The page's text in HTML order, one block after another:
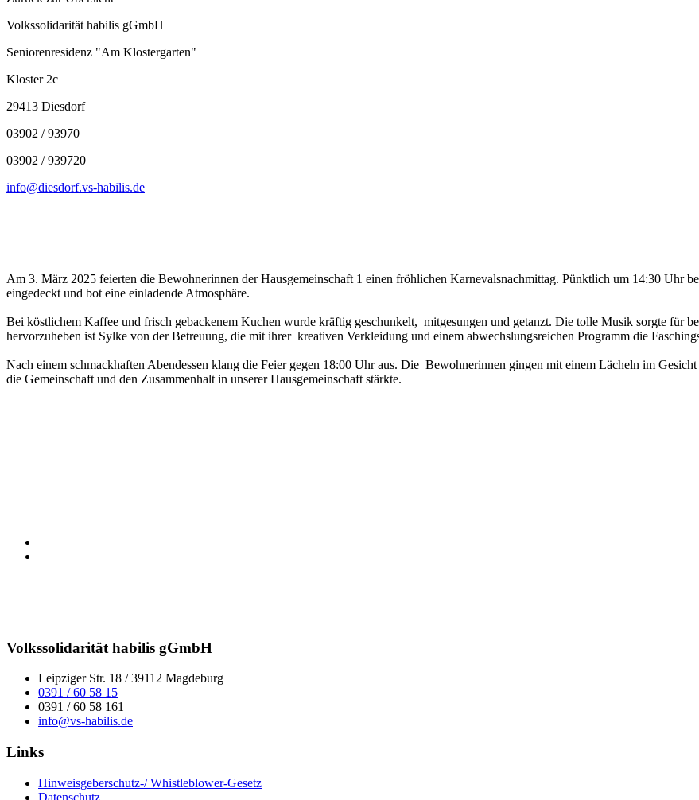
Volkssolidarität habilis gGmbH
Seniorenresidenz "Am Klostergarten"
Kloster 2c
29413 Diesdorf
03902 / 93970
03902 / 939720
info@diesdorf.vs-habilis.de
Am 3. März 2025 feierten die Bewohnerinnen der Hausgemeinschaft 1 einen fröhlichen Karnevalsnachmittag. Pünktlich um 14:30 Uhr
eingedeckt und bot eine einladende Atmosphäre.
Bei köstlichem Kaffee und frisch gebackenem Kuchen wurde kräftig geschunkelt, mitgesungen und getanzt. Die tolle Musik sorgte für
hervorzuheben ist Sylke von der Betreuung, die mit ihrer kreativen Verkleidung und einem abwechslungsreichen Programm die
Nach einem schmackhaften Abendessen klang die Feier gegen 18:00 Uhr aus. Die Bewohnerinnen gingen mit einem Lächeln im
die Gemeinschaft und den Zusammenhalt in unserer Hausgemeinschaft stärkte.
Volkssolidarität habilis gGmbH
Leipziger Str. 18 / 39112 Magdeburg
0391 / 60 58 15
0391 / 60 58 161
info@vs-habilis.de
Links
Hinweisgeberschutz-/ Whistleblower-Gesetz
Datenschutz